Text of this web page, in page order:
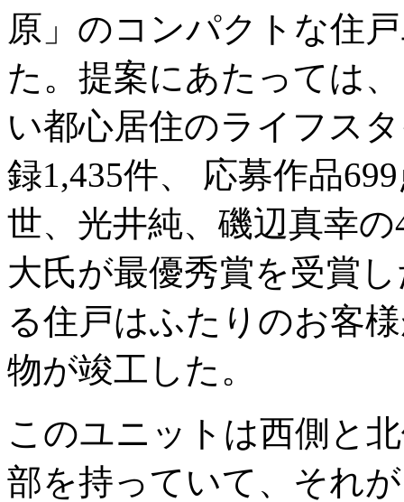
原」のコンパクトな住
た。提案にあたっては
い都心居住のライフス
録1,435件、 応募作品
世、光井純、磯辺真幸
大氏が最優秀賞を受賞
る住戸はふたりのお客
物が竣工した。
このユニットは西側と
部を持っていて、それ